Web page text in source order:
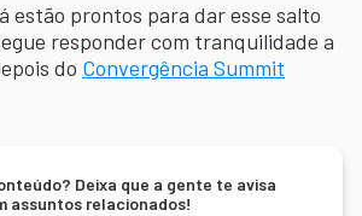
estão prontos para dar esse salto
responder com tranquilidade a
do Convergência Summit
Deixa que a gente te avisa
assuntos relacionados!